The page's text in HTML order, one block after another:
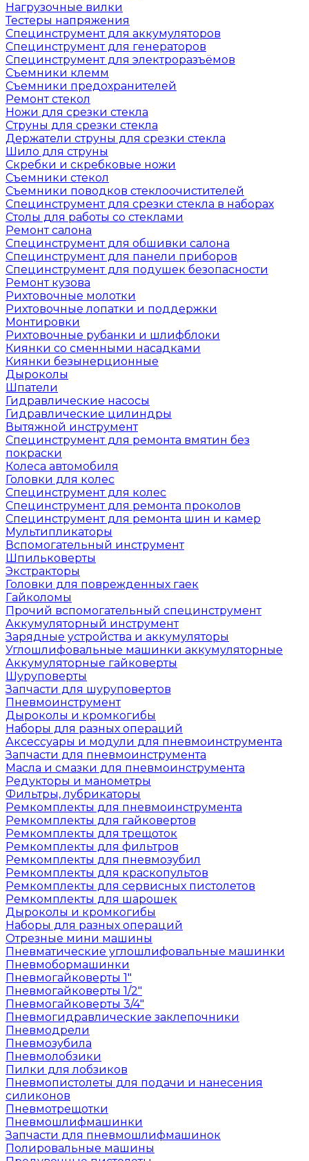
Нагрузочные вилки
Тестеры напряжения
Специнструмент для аккумуляторов
Специнструмент для генераторов
Специнструмент для электроразъёмов
Съемники клемм
Съемники предохранителей
Ремонт стекол
Ножи для срезки стекла
Струны для срезки стекла
Держатели струны для срезки стекла
Шило для струны
Скребки и скребковые ножи
Съемники стекол
Съемники поводков стеклоочистителей
Специнструмент для срезки стекла в наборах
Столы для работы со стеклами
Ремонт салона
Специнструмент для обшивки салона
Специнструмент для панели приборов
Специнструмент для подушек безопасности
Ремонт кузова
Рихтовочные молотки
Рихтовочные лопатки и поддержки
Монтировки
Рихтовочные рубанки и шлифблоки
Киянки со сменными насадками
Киянки безынерционные
Дыроколы
Шпатели
Гидравлические насосы
Гидравлические цилиндры
Вытяжной инструмент
Специнструмент для ремонта вмятин без
покраски
Колеса автомобиля
Головки для колес
Специнструмент для колес
Специнструмент для ремонта проколов
Специнструмент для ремонта шин и камер
Мультипликаторы
Вспомогательный инструмент
Шпильковерты
Экстракторы
Головки для поврежденных гаек
Гайколомы
Прочий вспомогательный специнструмент
Аккумуляторный инструмент
Зарядные устройства и аккумуляторы
Углошлифовальные машинки аккумуляторные
Аккумуляторные гайковерты
Шуруповерты
Запчасти для шуруповертов
Пневмоинструмент
Дыроколы и кромкогибы
Наборы для разных операций
Аксессуары и модули для пневмоинструмента
Запчасти для пневмоинструмента
Масла и смазки для пневмоинструмента
Редукторы и манометры
Фильтры, лубрикаторы
Ремкомплекты для пневмоинструмента
Ремкомплекты для гайковертов
Ремкомплекты для трещоток
Ремкомплекты для фильтров
Ремкомплекты для пневмозубил
Ремкомплекты для краскопультов
Ремкомплекты для сервисных пистолетов
Ремкомплекты для шарошек
Дыроколы и кромкогибы
Наборы для разных операций
Отрезные мини машины
Пневматические углошлифовальные машинки
Пневмобормашинки
Пневмогайковерты 1"
Пневмогайковерты 1/2"
Пневмогайковерты 3/4"
Пневмогидравлические заклепочники
Пневмодрели
Пневмозубила
Пневмолобзики
Пилки для лобзиков
Пневмопистолеты для подачи и нанесения
силиконов
Пневмотрещотки
Пневмошлифмашинки
Запчасти для пневмошлифмашинок
Полировальные машины